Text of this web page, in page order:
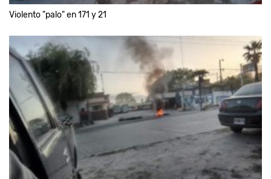
Violento "palo" en 171 y 21